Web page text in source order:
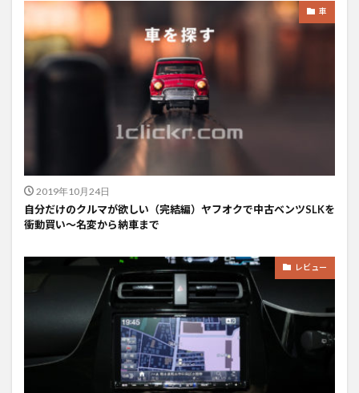
車
2019年10月24日
自分だけのクルマが欲しい（完結編）ヤフオクで中古ベンツSLKを
衝動買い〜名変から納車まで
レビュー